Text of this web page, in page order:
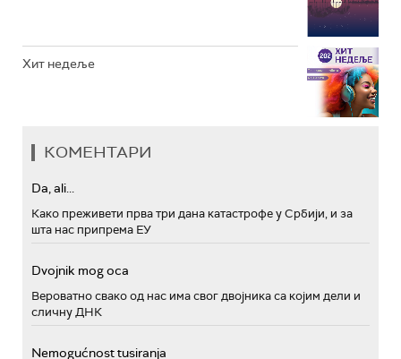
Хит недеље
КОМЕНТАРИ
Da, ali...
Како преживети прва три дана катастрофе у Србији, и за
шта нас припрема ЕУ
Dvojnik mog oca
Вероватно свако од нас има свог двојника са којим дели и
сличну ДНК
Nemogućnost tusiranja